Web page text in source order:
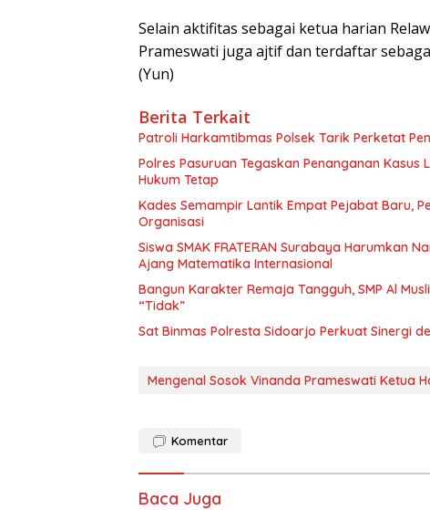
Selain aktifitas sebagai ketua harian
Prameswati juga ajtif dan terdaftar
(Yun)
Berita Terkait
Patroli Harkamtibmas Polsek Tarik Perketat
Polres Pasuruan Tegaskan Penanganan Kasus
Hukum Tetap
Kades Semampir Lantik Empat Pejabat Baru,
Organisasi
Siswa SMAK FRATERAN Surabaya Harumkan
Ajang Matematika Internasional
Bangun Karakter Remaja Tangguh, SMP Al
“Tidak”
Sat Binmas Polresta Sidoarjo Perkuat Sinergi
Mengenal Sosok Vinanda Prameswati Ketua
Komentar
Baca Juga